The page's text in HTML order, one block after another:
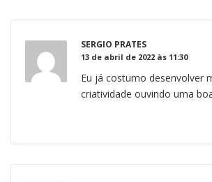
SERGIO PRATES
13 de abril de 2022 às 11:30
Eu já costumo desenvolver
criatividade ouvindo uma